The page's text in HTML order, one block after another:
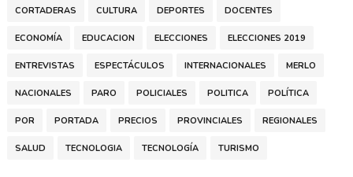
CORTADERAS CULTURA DEPORTES DOCENTES
ECONOMÍA EDUCACION ELECCIONES ELECCIONES 2019
ENTREVISTAS ESPECTÁCULOS INTERNACIONALES MERLO
NACIONALES PARO POLICIALES POLITICA POLÍTICA
POR PORTADA PRECIOS PROVINCIALES REGIONALES
SALUD TECNOLOGIA TECNOLOGÍA TURISMO